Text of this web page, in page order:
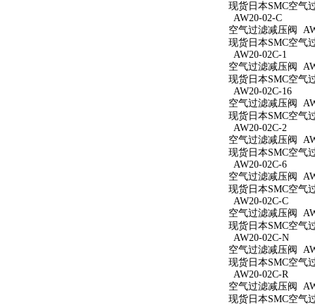
现货日本SMC空气
AW20-02-C
空气过滤减压阀
现货日本SMC空气
AW20-02C-1
空气过滤减压阀
现货日本SMC空气
AW20-02C-16
空气过滤减压阀
现货日本SMC空气
AW20-02C-2
空气过滤减压阀
现货日本SMC空气
AW20-02C-6
空气过滤减压阀
现货日本SMC空气
AW20-02C-C
空气过滤减压阀
现货日本SMC空气
AW20-02C-N
空气过滤减压阀
现货日本SMC空气
AW20-02C-R
空气过滤减压阀
现货日本SMC空气